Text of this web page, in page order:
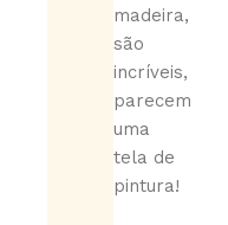
madeira,
são
incríveis,
parecem
uma
tela de
pintura!